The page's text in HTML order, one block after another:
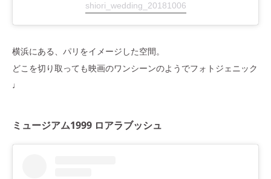
shiori_wedding_20181006
横浜にある、パリをイメージした空間。
どこを切り取っても映画のワンシーンのようでフォトジェニック
♩
ミュージアム1999 ロアラブッシュ